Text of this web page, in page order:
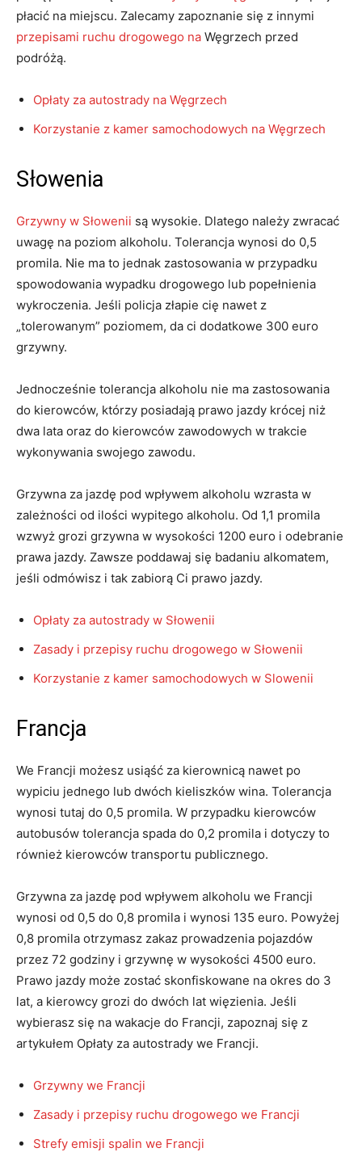
płacić na miejscu. Zalecamy zapoznanie się z innymi
przepisami ruchu drogowego na Węgrzech przed
podróżą.
Opłaty za autostrady na Węgrzech
Korzystanie z kamer samochodowych na Węgrzech
Słowenia
Grzywny w Słowenii są wysokie. Dlatego należy zwracać
uwagę na poziom alkoholu. Tolerancja wynosi do 0,5
promila. Nie ma to jednak zastosowania w przypadku
spowodowania wypadku drogowego lub popełnienia
wykroczenia. Jeśli policja złapie cię nawet z
„tolerowanym” poziomem, da ci dodatkowe 300 euro
grzywny.
Jednocześnie tolerancja alkoholu nie ma zastosowania
do kierowców, którzy posiadają prawo jazdy krócej niż
dwa lata oraz do kierowców zawodowych w trakcie
wykonywania swojego zawodu.
Grzywna za jazdę pod wpływem alkoholu wzrasta w
zależności od ilości wypitego alkoholu. Od 1,1 promila
wzwyż grozi grzywna w wysokości 1200 euro i odebranie
prawa jazdy. Zawsze poddawaj się badaniu alkomatem,
jeśli odmówisz i tak zabiorą Ci prawo jazdy.
Opłaty za autostrady w Słowenii
Zasady i przepisy ruchu drogowego w Słowenii
Korzystanie z kamer samochodowych w Slowenii
Francja
We Francji możesz usiąść za kierownicą nawet po
wypiciu jednego lub dwóch kieliszków wina. Tolerancja
wynosi tutaj do 0,5 promila. W przypadku kierowców
autobusów tolerancja spada do 0,2 promila i dotyczy to
również kierowców transportu publicznego.
Grzywna za jazdę pod wpływem alkoholu we Francji
wynosi od 0,5 do 0,8 promila i wynosi 135 euro. Powyżej
0,8 promila otrzymasz zakaz prowadzenia pojazdów
przez 72 godziny i grzywnę w wysokości 4500 euro.
Prawo jazdy może zostać skonfiskowane na okres do 3
lat, a kierowcy grozi do dwóch lat więzienia. Jeśli
wybierasz się na wakacje do Francji, zapoznaj się z
artykułem Opłaty za autostrady we Francji.
Grzywny we Francji
Zasady i przepisy ruchu drogowego we Francji
Strefy emisji spalin we Francji